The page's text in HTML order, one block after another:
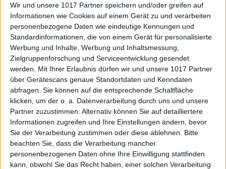
Wir und unsere 1017 Partner speichern und/oder greifen auf
Informationen wie Cookies auf einem Gerät zu und verarbeiten
personenbezogene Daten wie eindeutige Kennungen und
Standardinformationen, die von einem Gerät für personalisierte
Werbung und Inhalte, Werbung und Inhaltsmessung,
Zielgruppenforschung und Serviceentwicklung gesendet
werden.
Mit Ihrer Erlaubnis dürfen wir und unsere 1017 Partner
über Gerätescans genaue Standortdaten und Kenndaten
abfragen. Sie können auf die entsprechende Schaltfläche
klicken, um der o. a. Datenverarbeitung durch uns und unsere
Partner zuzustimmen. Alternativ können Sie auf detailliertere
Informationen zugreifen und Ihre Einstellungen ändern, bevor
Sie der Verarbeitung zustimmen oder diese ablehnen.
Bitte
beachten Sie, dass die Verarbeitung mancher
personenbezogenen Daten ohne Ihre Einwilligung stattfinden
kann, obwohl Sie das Recht haben, einer solchen Verarbeitung